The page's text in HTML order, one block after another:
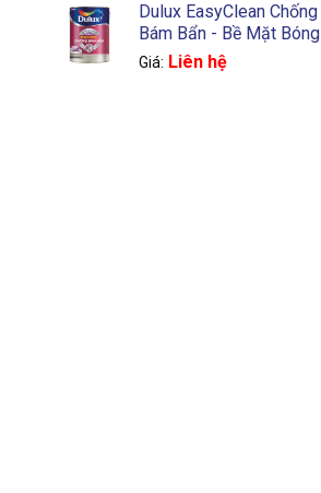
Dulux EasyClean Chống
Bám Bẩn - Bề Mặt Bóng
Giá: Liên hệ